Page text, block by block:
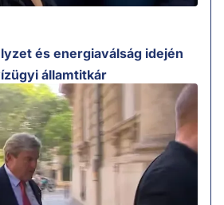
és energiaválság idején
államtitkár